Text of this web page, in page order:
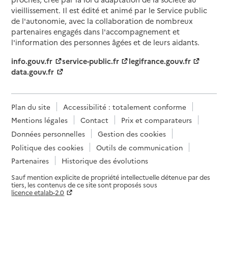
vieillissement. Il est édité et animé par le Service public
de l'autonomie, avec la collaboration de nombreux
partenaires engagés dans l'accompagnement et
l'information des personnes âgées et de leurs aidants.
info.gouv.fr
service-public.fr
legifrance.gouv.fr
data.gouv.fr
Plan du site
Accessibilité : totalement conforme
Mentions légales
Contact
Prix et comparateurs
Données personnelles
Gestion des cookies
Politique des cookies
Outils de communication
Partenaires
Historique des évolutions
Sauf mention explicite de propriété intellectuelle détenue par des
tiers, les contenus de ce site sont proposés sous
licence etalab-2.0